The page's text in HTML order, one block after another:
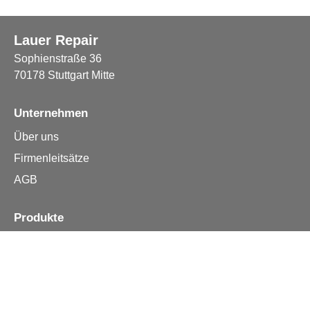
Lauer Repair
Sophienstraße 36
70178 Stuttgart Mitte
Unternehmen
Über uns
Firmenleitsätze
AGB
Produkte